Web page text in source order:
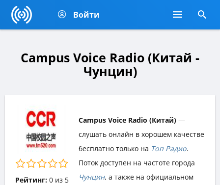
Войти
Campus Voice Radio (Китай -
Чунцин)
Рейтинг: 0из 5
Campus Voice Radio (Китай) —
слушать онлайн в хорошем качестве
бесплатно только на Топ Радио.
Поток доступен на частоте города
Чунцин, а также на официальном